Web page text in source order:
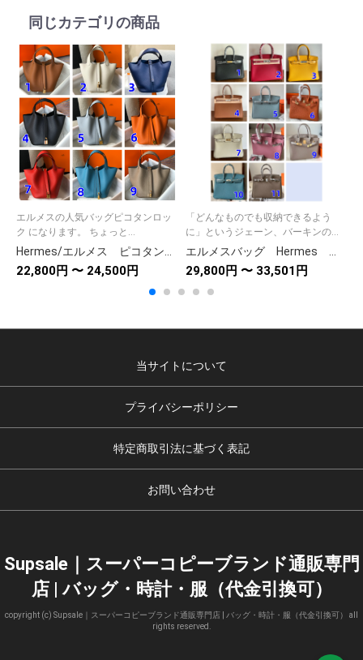
同じカテゴリの商品
エルメスの人気バッグピコタンロッ
ク になります。 ちょっと...
22,800円 〜 24,500円
「どんなものでも収納できるよう
に」というジェーン、バーキンの...
29,800円 〜 33,501円
当サイトについて
プライバシーポリシー
特定商取引法に基づく表記
お問い合わせ
Supsale｜スーパーコピーブランド通販専門
店 | バッグ・時計・服（代金引換可）
copyright (c) Supsale｜スーパーコピーブランド通販専門店 | バッグ・時計・服（代金引換可） all
rights reserved.